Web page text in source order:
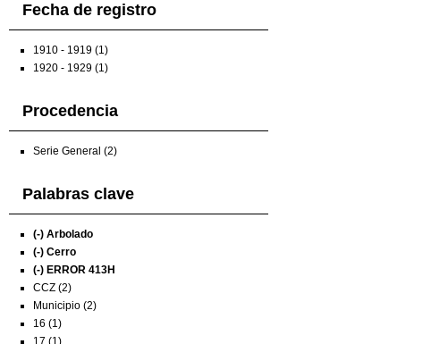
Fecha de registro
1910 - 1919 (1)
1920 - 1929 (1)
Procedencia
Serie General (2)
Palabras clave
(-) Arbolado
(-) Cerro
(-) ERROR 413H
CCZ (2)
Municipio (2)
16 (1)
17 (1)